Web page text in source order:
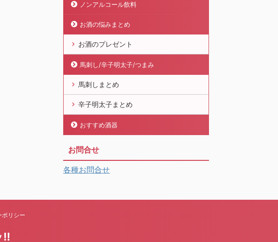
ノンアルコール飲料
お酒の悩みまとめ
お酒のプレゼント
馬刺し/辛子明太子/つまみ
馬刺しまとめ
辛子明太子まとめ
おすすめ酒器
お問合せ
各種お問合せ
ポリシー
!!